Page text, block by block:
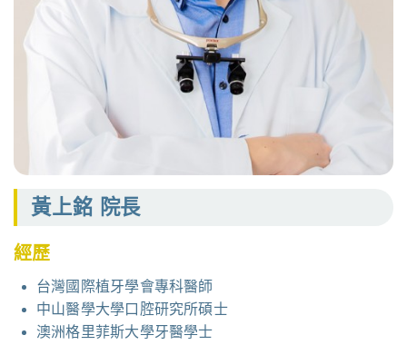
黃上銘 院長
經歷
台灣國際植牙學會專科醫師
中山醫學大學口腔研究所碩士
澳洲格里菲斯大學牙醫學士